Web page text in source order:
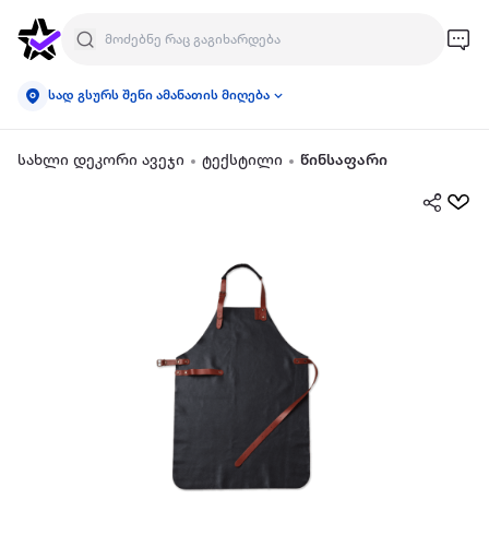
სად გსურს შენი ამანათის მიღება
სახლი დეკორი ავეჯი ტექსტილი წინსაფარი